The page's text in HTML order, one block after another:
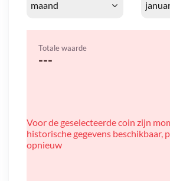
Totale waarde
---
Voor de geselecteerde coin zijn
historische gegevens beschikbaar,
opnieuw